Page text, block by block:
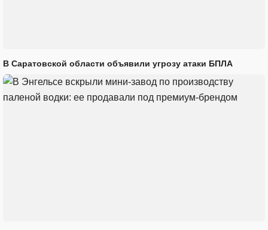
В Саратовской области объявили угрозу атаки БПЛА